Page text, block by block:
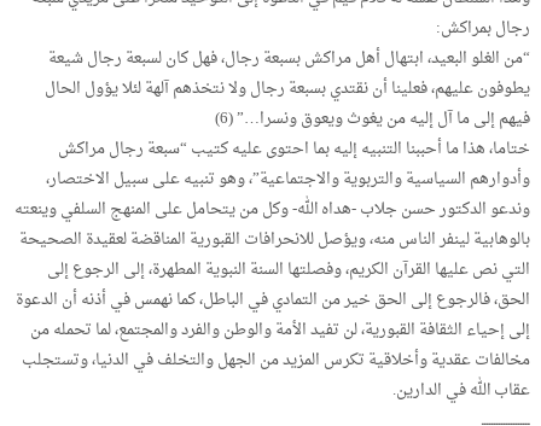
رجال بمراكش:
“من الغلو البعيد، ابتهال أهل مراكش بسبعة رجال، فهل كان لسبعة رجال شيعة
يطوفون عليهم، فعلينا أن نقتدي بسبعة رجال ولا نتخذهم آلهة لئلا يؤول الحال
فيهم إلى ما آل إليه من يغوث ويعوق ونسرا…” (6)
ختاما، هذا ما أحببنا التنبيه إليه بما احتوى عليه كتيب “سبعة رجال مراكش
وأدوارهم السياسية والتربوية والاجتماعية”، وهو تنبيه على سبيل الاختصار،
وندعو الدكتور حسن جلاب -هداه الله- وكل من يتحامل على المنهج السلفي وينعته
بالوهابية لينفر الناس منه، ويؤصل للانحرافات القبورية المناقضة لعقيدة الصحيحة
التي نص عليها القرآن الكريم، وفصلتها السنة النبوية المطهرة، إلى الرجوع إلى
الحق، فالرجوع إلى الحق خير من التمادي في الباطل، كما نهمس في أذنه أن الدعوة
إلى إحياء الثقافة القبورية، لن تفيد الأمة والوطن والفرد والمجتمع، لما تحمله من
مخالفات عقدية وأخلاقية تكرس المزيد من الجهل والتخلف في الدنيا، وتستجلب
عقاب الله في الدارين.